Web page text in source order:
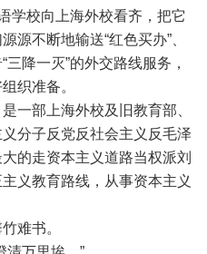
学校向上海外校看齐，把它
源不断地输送“红色买办”、
降一灭”的外交路线服务，
织准备。
部上海外校及旧教育部、
分子反党反社会主义反毛泽
的走资本主义道路当权派刘
义教育路线，从事资本主义
难书。